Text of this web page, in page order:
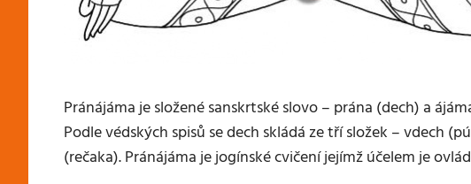
Pránájáma je složené sanskrtské slovo – prána (dech) a
Podle védských spisů se dech skládá ze tří složek – vdech
(rečaka). Pránájáma je jogínské cvičení jejímž účelem je